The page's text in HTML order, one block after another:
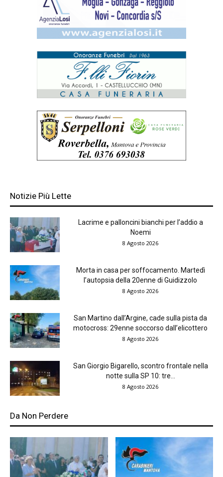
Notizie Più Lette
Lacrime e palloncini bianchi per l’addio a
Noemi
8 Agosto 2026
Morta in casa per soffocamento. Martedì
l’autopsia della 20enne di Guidizzolo
8 Agosto 2026
San Martino dall’Argine, cade sulla pista da
motocross: 29enne soccorso dall’elicottero
8 Agosto 2026
San Giorgio Bigarello, scontro frontale nella
notte sulla SP 10: tre...
8 Agosto 2026
Da Non Perdere